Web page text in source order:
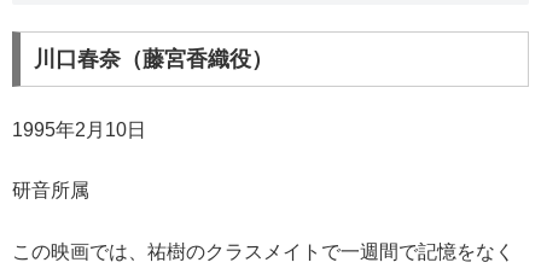
川口春奈（藤宮香織役）
1995年2月10日
研音所属
この映画では、祐樹のクラスメイトで一週間で記憶をなく